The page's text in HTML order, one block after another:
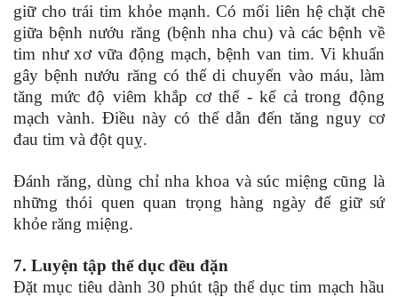
giữ cho trái tim khỏe mạnh. Có mối liên hệ chặt chẽ
giữa bệnh nướu răng (bệnh nha chu) và các bệnh về
tim như xơ vữa động mạch, bệnh van tim. Vi khuẩn
gây bệnh nướu răng có thể di chuyển vào máu, làm
tăng mức độ viêm khắp cơ thể - kể cả trong động
mạch vành. Điều này có thể dẫn đến tăng nguy cơ
đau tim và đột quỵ.
Đánh răng, dùng chỉ nha khoa và súc miệng cũng là
những thói quen quan trọng hàng ngày để giữ sứ
khỏe răng miệng.
7. Luyện tập thể dục đều đặn
Đặt mục tiêu dành 30 phút tập thể dục tim mạch hầu